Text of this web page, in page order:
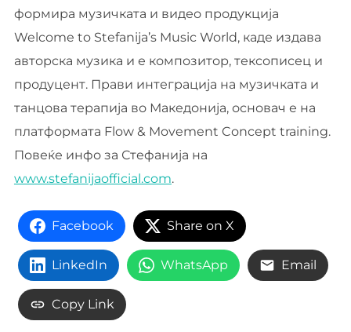
формира музичката и видео продукција
Welcome to Stefanija’s Music World, каде издава
авторска музика и е композитор, тексописец и
продуцент. Прави интеграција на музичката и
танцова терапија во Македонија, основач е на
платформата Flow & Movement Concept training.
Повеќе инфо за Стефанија на
www.stefanijaofficial.com.
Facebook Share on X
LinkedIn WhatsApp Email
Copy Link